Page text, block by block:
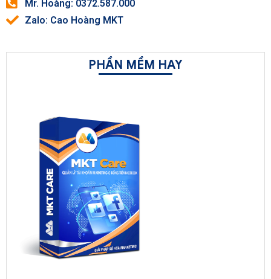
Mr. Hoàng: 0372.587.000
Zalo: Cao Hoàng MKT
PHẦN MỀM HAY